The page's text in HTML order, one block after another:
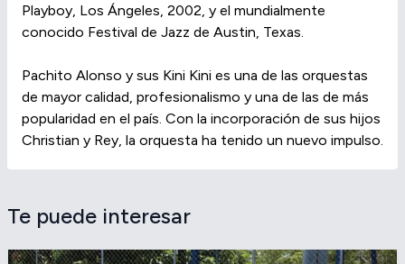
Playboy, Los Ángeles, 2002, y el mundialmente
conocido Festival de Jazz de Austin, Texas.
Pachito Alonso y sus Kini Kini es una de las orquestas
de mayor calidad, profesionalismo y una de las de más
popularidad en el país. Con la incorporación de sus hijos
Christian y Rey, la orquesta ha tenido un nuevo impulso.
Te puede interesar